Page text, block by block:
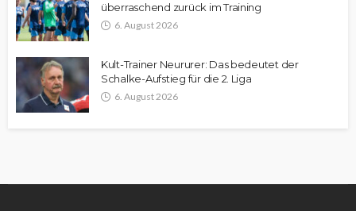
überraschend zurück im Training
6. August 2026
Kult-Trainer Neururer: Das bedeutet der
Schalke-Aufstieg für die 2. Liga
6. August 2026